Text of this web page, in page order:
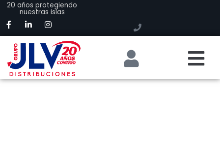
20 años protegiendo
nuestras islas